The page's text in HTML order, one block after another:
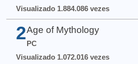
Visualizado 1.884.086 vezes
2 Age of Mythology
PC
Visualizado 1.072.016 vezes